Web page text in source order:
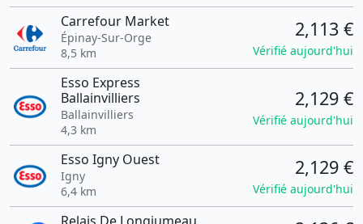
Carrefour Market
Épinay-Sur-Orge
8,5 km
2,113 €
Vérifié aujourd'hui
Esso Express
Ballainvilliers
Ballainvilliers
4,3 km
2,129 €
Vérifié aujourd'hui
Esso Igny Ouest
Igny
6,4 km
2,129 €
Vérifié aujourd'hui